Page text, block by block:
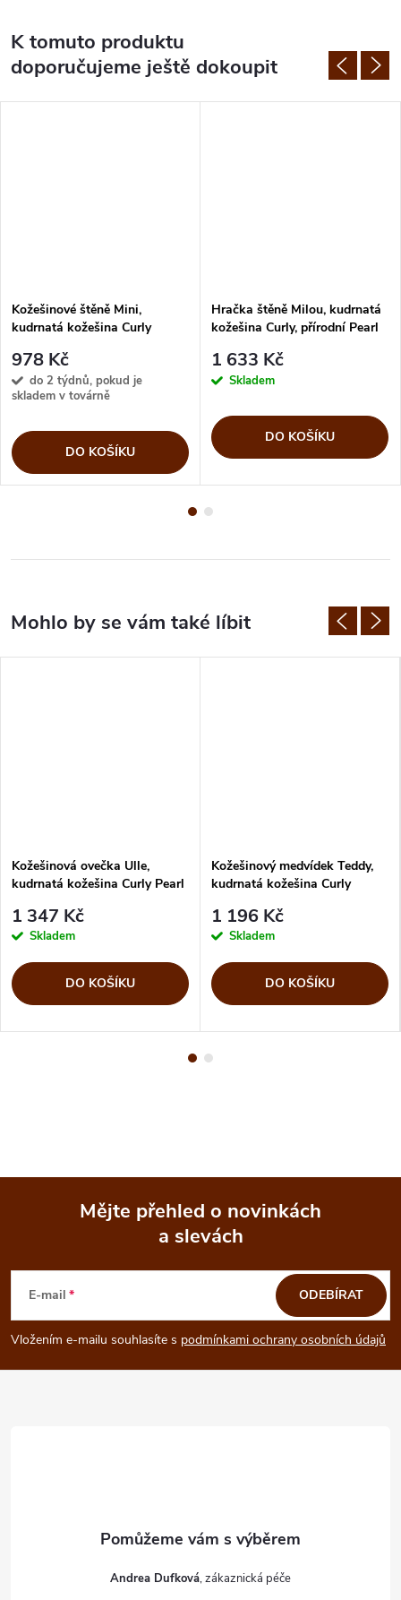
K tomuto produktu
doporučujeme ještě dokoupit
Kožešinové štěně Mini,
kudrnatá kožešina Curly
978 Kč
do 2 týdnů, pokud je
skladem v továrně
DO KOŠÍKU
Hračka štěně Milou, kudrnatá
kožešina Curly, přírodní Pearl
1 633 Kč
Skladem
DO KOŠÍKU
Kožešinová ovečka Ulle,
kudrnatá kožešina Curly Pearl
1 347 Kč
Skladem
DO KOŠÍKU
Kožešinový medvídek Teddy,
kudrnatá kožešina Curly
1 196 Kč
Skladem
DO KOŠÍKU
p
Mějte přehled o novinkách
a slevách
E-mail
Vložením e-mailu souhlasíte s podmínkami ochrany osobních údajů
ODEBÍRAT
Andrea Dufková